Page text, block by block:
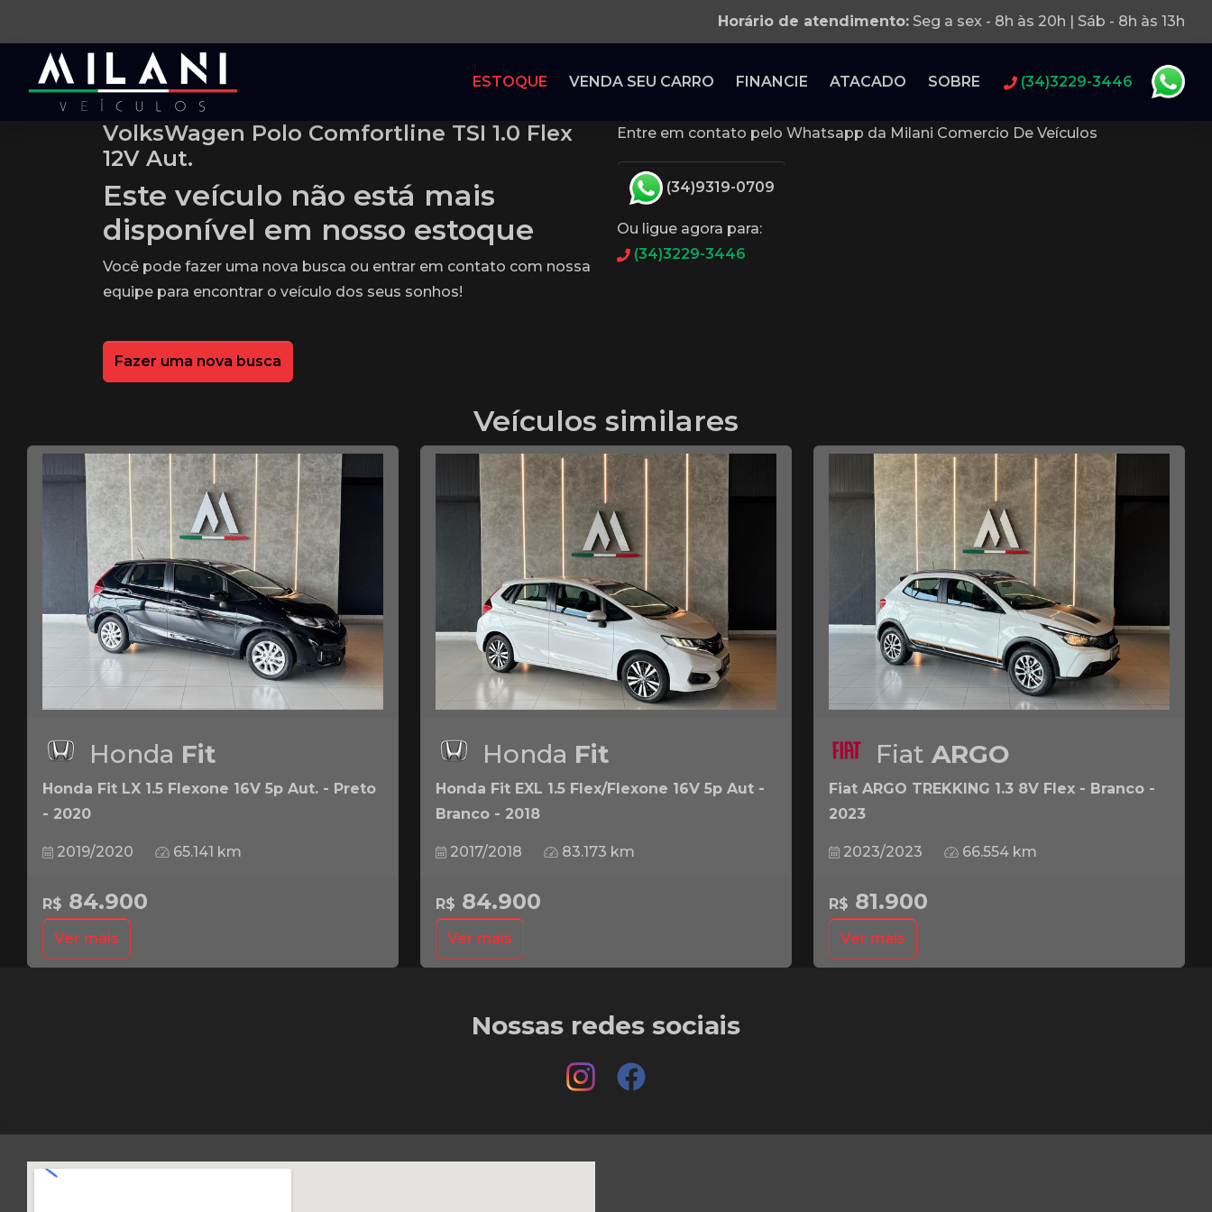
Horário de atendimento: Seg a sex - 8h às 20h | Sáb - 8h às 13h
ESTOQUE VENDA SEU CARRO FINANCIE ATACADO SOBRE (34)3229-3446
VolksWagen Polo Comfortline TSI 1.0 Flex
12V Aut.
Este veículo não está mais
disponível em nosso estoque
Você pode fazer uma nova busca ou entrar em contato com nossa
equipe para encontrar o veículo dos seus sonhos!
Fazer uma nova busca
Entre em contato pelo Whatsapp da Milani Comercio De Veículos
(34)9319-0709
Ou ligue agora para:
(34)3229-3446
Veículos similares
Honda Fit
Honda Fit LX 1.5 Flexone 16V 5p Aut. - Preto
- 2020
2019/2020 65.141 km
R$ 84.900
Ver mais
Honda Fit
Honda Fit EXL 1.5 Flex/Flexone 16V 5p Aut -
Branco - 2018
2017/2018 83.173 km
R$ 84.900
Ver mais
Fiat ARGO
Fiat ARGO TREKKING 1.3 8V Flex - Branco -
2023
2023/2023 66.554 km
R$ 81.900
Ver mais
Nossas redes sociais